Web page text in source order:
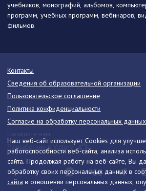
Наш веб-сайт использует Cookies для
работоспособности веб-сайта, анализа
сайта. Продолжая работу на веб-сайте, Вы
обработку своих персональных данных в
сайта в отношении персональных данных,
учебников, монографий, альбомов,
программ, учебных программ, вебинаров,
фильмов.
Контакты
Сведения об образовательной организации
Пользовательское соглашение
Политика конфиденциальности
Согласие на обработку персональных данных
Разработано в Victory